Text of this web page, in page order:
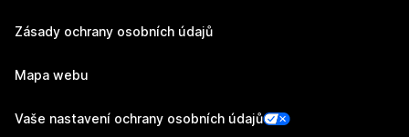
Zásady ochrany osobních údajů
Mapa webu
Vaše nastavení ochrany osobních údajů